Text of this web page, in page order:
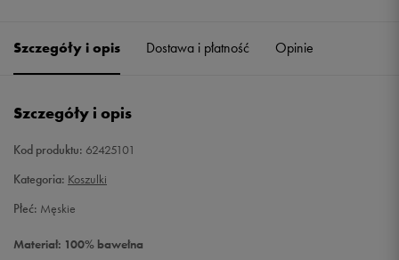
Szczegóły i opis Dostawa i płatność Opinie
Szczegóły i opis
Kod produktu: 62425101
Kategoria: Koszulki
Płeć: Męskie
Materiał: 100% bawełna